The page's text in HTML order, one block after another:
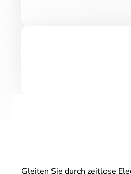
Gleiten Sie durch zeitlose